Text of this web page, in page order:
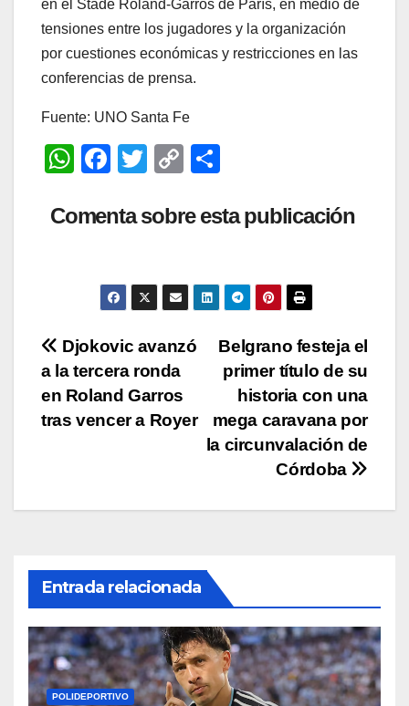
en el Stade Roland-Garros de París, en medio de
tensiones entre los jugadores y la organización
por cuestiones económicas y restricciones en las
conferencias de prensa.
Fuente: UNO Santa Fe
W
at
p
F
c
b
o
o
k
T
tt
C
p
Li
n
k
m
ar
tir
Comenta sobre esta publicación
Navegación
de
entradas
Belgrano festeja el
primer título de su
historia con una
mega caravana por
la circunvalación de
Córdoba
Djokovic avanzó
a la tercera ronda
en Roland Garros
tras vencer a Royer
Entrada relacionada
POLIDEPORTIVO